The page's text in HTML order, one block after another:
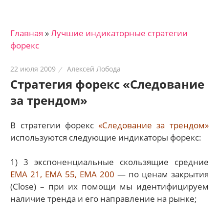
трейдеров
на
рынках:
стратегии,
сигналы,
новости…
Главная »Лучшие индикаторные cтратегии
форекс
22 июля 2009 Алексей Лобода
Стратегия форекс «Следование
за трендом»
В стратегии форекс«Следование за трендом»
используются следующие индикаторы форекс:
1) 3 экспоненциальные скользящие средние
ЕМА 21, EMA 55, EMA 200 — по ценам закрытия
(Close) – при их помощи мы идентифицируем
наличие тренда и его направление на рынке;